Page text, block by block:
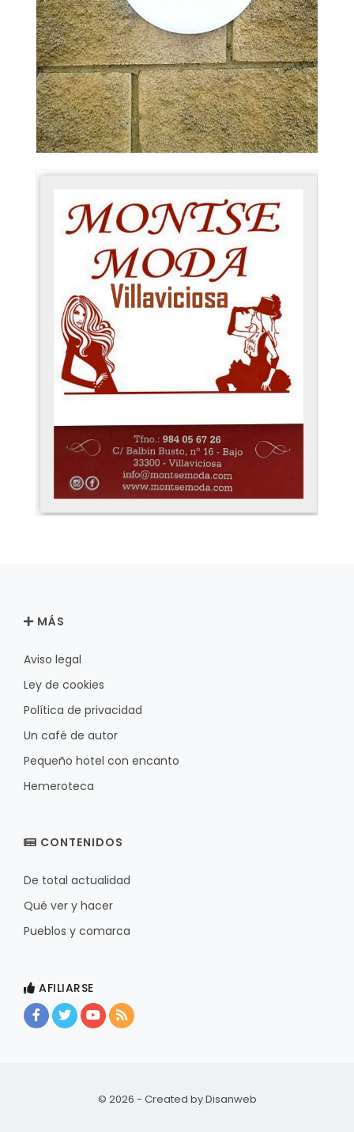
MÁS
Aviso legal
Ley de cookies
Política de privacidad
Un café de autor
Pequeño hotel con encanto
Hemeroteca
CONTENIDOS
De total actualidad
Qué ver y hacer
Pueblos y comarca
AFILIARSE
© 2026 - Created byDisanweb